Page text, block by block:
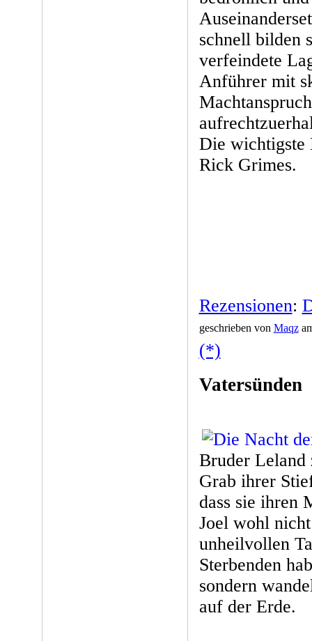
schnell bilden
verfeindete
Anführer mit
Die wichtigste
Rick Grimes.
Rezensionen:
geschrieben von Maqz
(*)
Vatersünden
Bruder
Grab ihrer
dass sie ihren
Joel wohl
unheilvollen
Sterbenden
sondern
auf der Erde.